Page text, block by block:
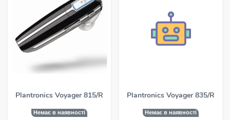
Plantronics Voyager 815/R
Немає в наявності
Plantronics Voyager 835/R
Немає в наявності